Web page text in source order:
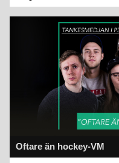
Oftare än hockey-VM